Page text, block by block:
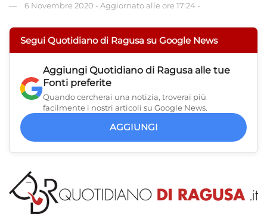
6 Novembre 2020 - Aggiornato alle ore 17:24 -
Segui Quotidiano di Ragusa su Google News
Aggiungi Quotidiano di Ragusa alle tue
Fonti preferite
Quando cercherai una notizia, troverai più
facilmente i nostri articoli su Google News.
AGGIUNGI